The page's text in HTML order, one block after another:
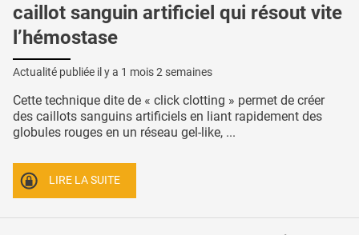
caillot sanguin artificiel qui résout vite
l’hémostase
Actualité publiée il y a 1 mois 2 semaines
Cette technique dite de « click clotting » permet de créer
des caillots sanguins artificiels en liant rapidement des
globules rouges en un réseau gel-like, ...
LIRE LA SUITE